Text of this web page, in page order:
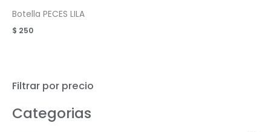
Filtrar por precio
Categorias
Botella PECES LILA
$ 250